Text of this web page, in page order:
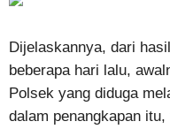
Dijelaskannya, dari
beberapa hari lalu,
Polsek yang diduga
dalam penangkapan